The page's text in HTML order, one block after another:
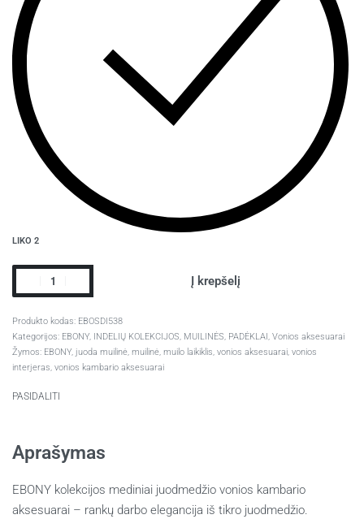
LIKO 2
Į krepšelį
EBOSDI538
Kategorijos: EBONY, INDELIŲ KOLEKCIJOS MUILINĖS, PADĖKLAI Vonios aksesuarai
Žymos: EBONY, juoda muilinė muilinė muilo laikiklis vonios aksesuarai vonios
interjeras vonios kambario aksesuarai
PASIDALITI
Aprašymas
EBONY kolekcijos mediniai juodmedžio vonios kambario
aksesuarai – rankų darbo elegancija iš tikro juodmedžio.